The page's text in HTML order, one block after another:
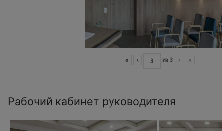
« ‹ из 3 › »
Рабочий кабинет руководителя